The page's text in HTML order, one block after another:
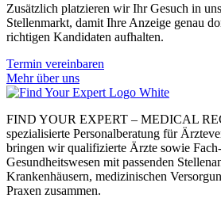
Zusätzlich platzieren wir Ihr Gesuch in
Stellenmarkt, damit Ihre Anzeige genau
richtigen Kandidaten aufhalten.
Termin vereinbaren
Mehr über uns
FIND YOUR EXPERT – MEDICAL
spezialisierte Personalberatung für
bringen wir qualifizierte Ärzte sowie
Gesundheitswesen mit passenden
Krankenhäusern, medizinischen
Praxen zusammen.